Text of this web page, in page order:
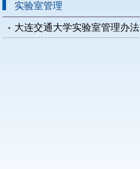
实验室管理
大连交通大学实验室管理办法